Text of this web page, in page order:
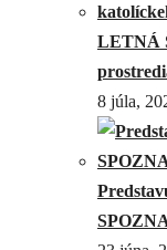
LETNÁ
8 júla,